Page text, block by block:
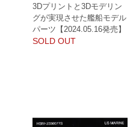
3Dプリントと3Dモデリン
グが実現させた艦船モデル
パーツ【2024.05.16発売】
SOLD OUT